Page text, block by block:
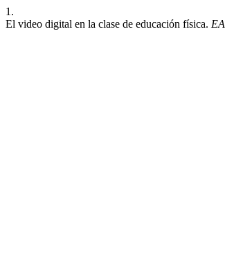
1.
El video digital en la clase de educación física. EA